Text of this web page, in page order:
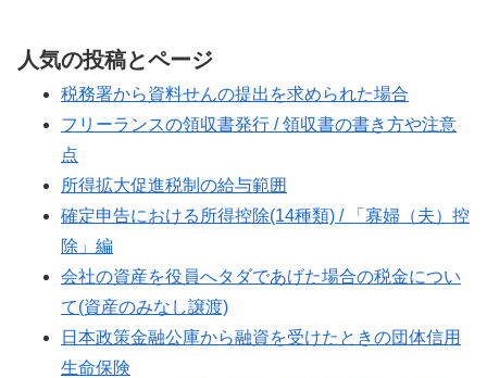
人気の投稿とページ
税務署から資料せんの提出を求められた場合
フリーランスの領収書発行 / 領収書の書き方や注意
点
所得拡大促進税制の給与範囲
確定申告における所得控除(14種類) / 「寡婦（夫）控
除」編
会社の資産を役員へタダであげた場合の税金につい
て(資産のみなし譲渡)
日本政策金融公庫から融資を受けたときの団体信用
生命保険